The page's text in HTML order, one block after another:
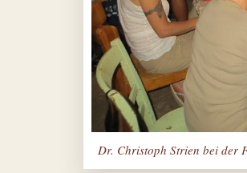
Dr. Christoph Strien bei der